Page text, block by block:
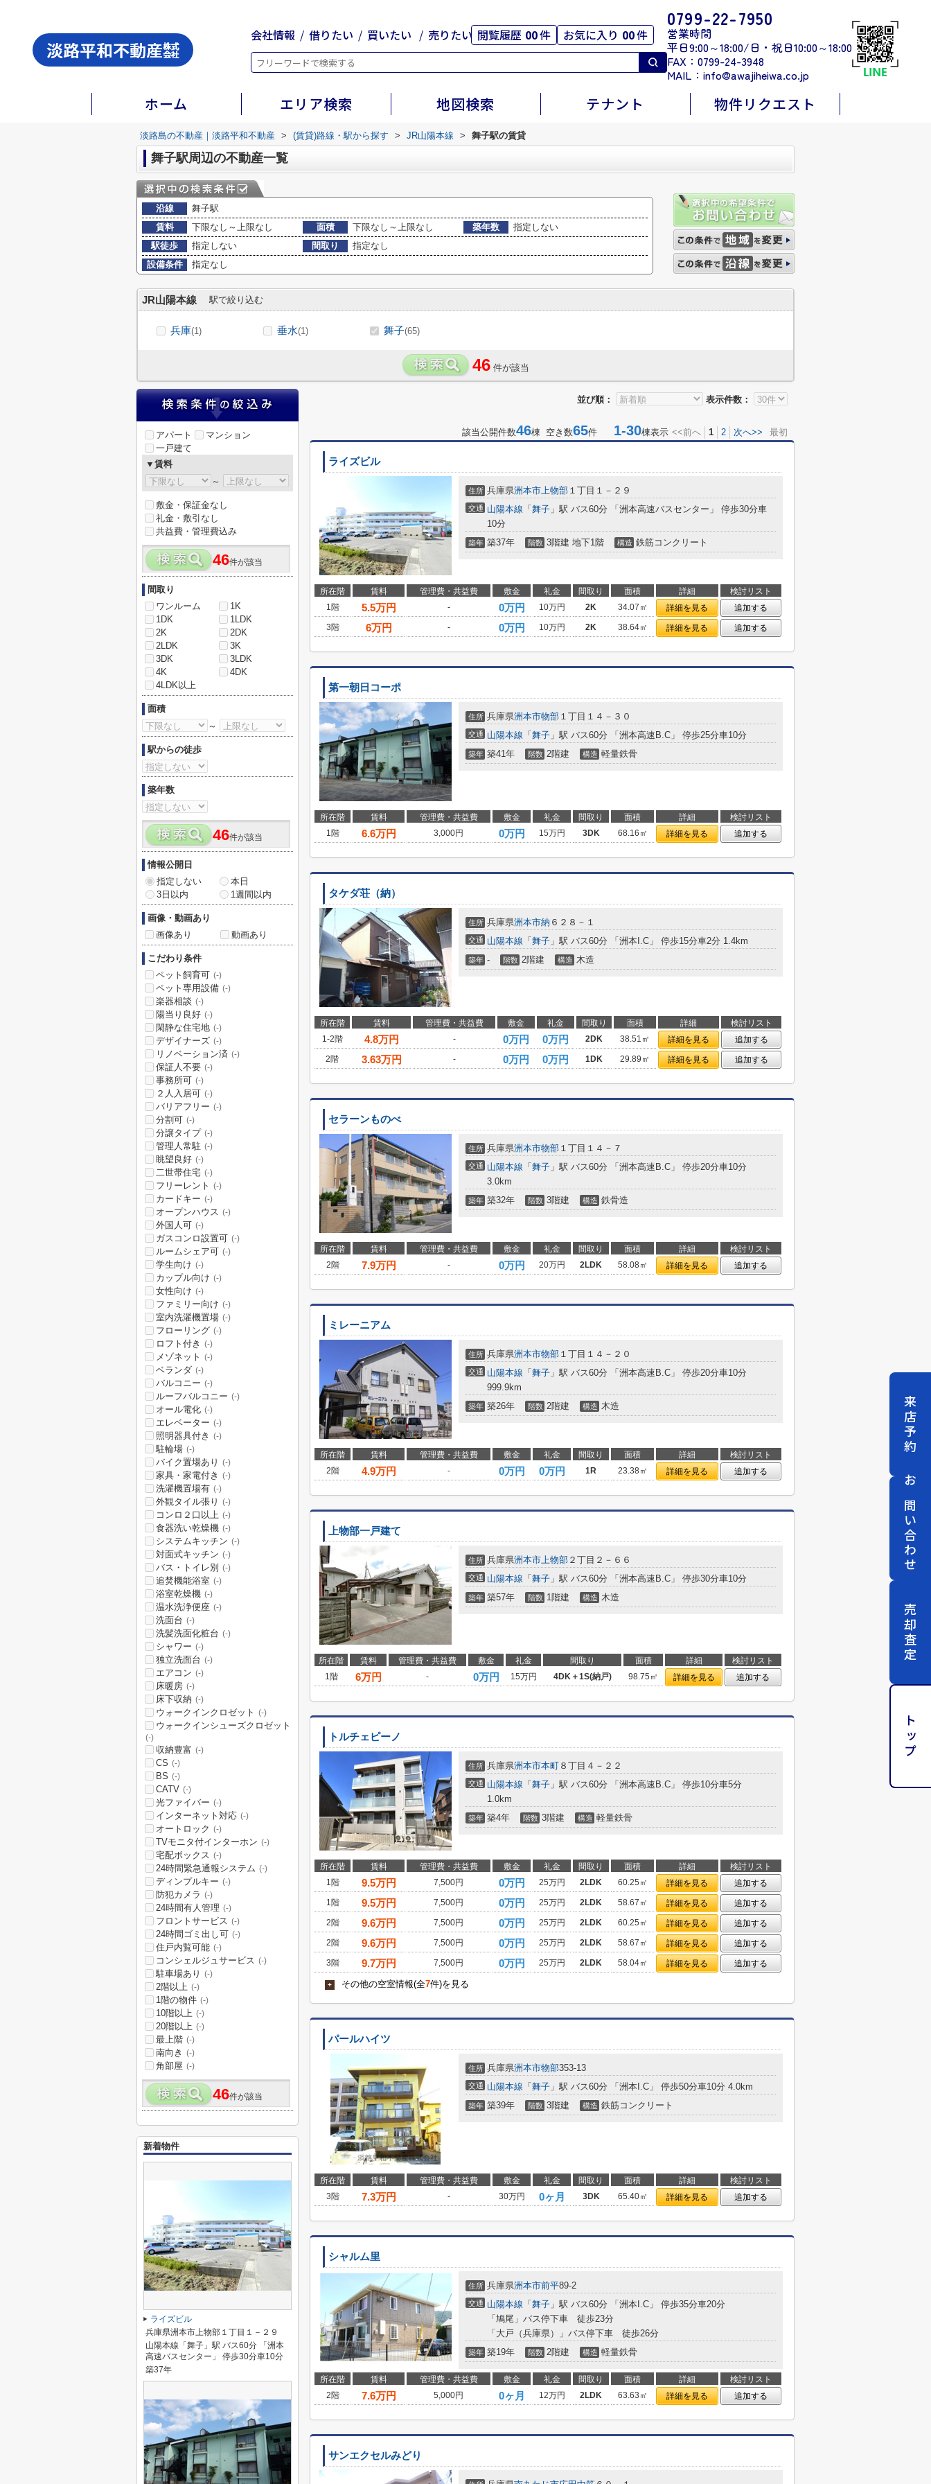
会社情報 借りたい 買いたい 売りたい 閲覧履歴 00件 お気に入り 00件
0799-22-7950
営業時間
平日9:00～18:00/日・祝日10:00～18:00
FAX：0799-24-3948
MAIL： info@awajiheiwa.co.jp
ホーム エリア検索 地図検索 テナント 物件リクエスト
淡路島の不動産｜淡路平和不動産 > (賃貸)路線・駅から探す > JR山陽本線 > 舞子駅の賃貸
舞子駅周辺の不動産一覧
沿線
舞子駅
賃料
下限なし～上限なし 面積 下限なし～上限なし 築年数
指定しない
駅徒歩
指定しない 間取り
指定なし
設備条件
指定なし
JR山陽本線 駅で絞り込む
兵庫(1) 垂水(1) 舞子(65)
46 件が該当
並び順： 表示件数：
該当公開件数46棟 空き数65件 1-30棟表示 <<前へ 1 2 次へ>> 最初
ライズビル
住所 兵庫県洲本市上物部 １丁目１－２９
交通 山陽本線 「 舞子 」駅 バス60分 「洲本高速バスセンター」 停歩30分車
10分
築年 築37年 階数 3階建 地下1階 構造 鉄筋コンクリート
所在階 賃料 管理費・共益費 敷金 礼金 間取り 面積 詳細
検討リスト
1階
5.5万円 - 0万円 10万円 2K 34.07㎡ 詳細を見る
追加する
3階
6万円 - 0万円 10万円 2K 38.64㎡ 詳細を見る 追加する
第一朝日コーポ
住所 兵庫県洲本市物部 １丁目１４－３０
交通 山陽本線 「 舞子 」駅 バス60分 「洲本高速B.C」 停歩25分車10分
築年 築41年 階数 2階建 構造 軽量鉄骨
所在階 賃料 管理費・共益費 敷金 礼金 間取り 面積 詳細
検討リスト
1階
6.6万円 3,000円 0万円 15万円 3DK 68.16㎡ 詳細を見る 追加する
タケダ荘（納）
住所 兵庫県洲本市納 ６２８－１
交通 山陽本線 「 舞子 」駅 バス60分 「洲本I.C」 停歩15分車2分 1.4km
築年 - 階数 2階建 構造 木造
所在階 賃料 管理費・共益費 敷金 礼金 間取り 面積 詳細
検討リスト
1-2階
4.8万円 - 0万円 0万円 2DK 38.51㎡ 詳細を見る
追加する
2階
3.63万円 - 0万円 0万円 1DK 29.89㎡ 詳細を見る 追加する
セラーンものべ
住所 兵庫県洲本市物部 １丁目１４－７
交通 山陽本線 「 舞子 」駅 バス60分 「洲本高速B.C」 停歩20分車10分
3.0km
築年 築32年 階数 3階建 構造 鉄骨造
所在階 賃料 管理費・共益費 敷金 礼金 間取り 面積 詳細
検討リスト
2階
7.9万円 - 0万円 20万円 2LDK 58.08㎡ 詳細を見る 追加する
ミレーニアム
住所 兵庫県洲本市物部 １丁目１４－２０
交通 山陽本線 「 舞子 」駅 バス60分 「洲本高速B.C」 停歩20分車10分
999.9km
築年 築26年 階数 2階建 構造 木造
所在階 賃料 管理費・共益費 敷金 礼金 間取り 面積 詳細
検討リスト
2階
4.9万円 - 0万円 0万円 1R 23.38㎡ 詳細を見る 追加する
上物部一戸建て
住所 兵庫県洲本市上物部 ２丁目２－６６
交通 山陽本線 「 舞子 」駅 バス60分 「洲本高速B.C」 停歩30分車10分
築年 築57年 階数 1階建 構造 木造
所在階 賃料 管理費・共益費 敷金 礼金 間取り 面積 詳細
検討リスト
1階
6万円 - 0万円 15万円 4DK＋1S(納戸) 98.75㎡ 詳細を見る 追加する
トルチェピーノ
住所 兵庫県洲本市本町 ８丁目４－２２
交通 山陽本線 「 舞子 」駅 バス60分 「洲本高速B.C」 停歩10分車5分
1.0km
築年 築4年 階数 3階建 構造 軽量鉄骨
所在階 賃料 管理費・共益費 敷金 礼金 間取り 面積 詳細
検討リスト
1階
9.5万円 7,500円 0万円 25万円 2LDK 60.25㎡ 詳細を見る
追加する
1階
9.5万円 7,500円 0万円 25万円 2LDK 58.67㎡ 詳細を見る
追加する
2階
9.6万円 7,500円 0万円 25万円 2LDK 60.25㎡ 詳細を見る
追加する
2階
9.6万円 7,500円 0万円 25万円 2LDK 58.67㎡ 詳細を見る
追加する
3階
9.7万円 7,500円 0万円 25万円 2LDK 58.04㎡ 詳細を見る 追加する
+ その他の空室情報(全7件)を見る
パールハイツ
住所 兵庫県洲本市物部353-13
交通 山陽本線 「 舞子 」駅 バス60分 「洲本I.C」 停歩50分車10分 4.0km
築年 築39年 階数 3階建 構造 鉄筋コンクリート
所在階 賃料 管理費・共益費 敷金 礼金 間取り 面積 詳細
検討リスト
3階
7.3万円 - 30万円 0ヶ月 3DK 65.40㎡ 詳細を見る 追加する
シャルム里
住所 兵庫県洲本市前平89-2
交通 山陽本線 「 舞子 」駅 バス60分 「洲本I.C」 停歩35分車20分
「鳩尾」バス停下車 徒歩23分
「大戸（兵庫県）」バス停下車 徒歩26分
築年 築19年 階数 2階建 構造 軽量鉄骨
所在階 賃料 管理費・共益費 敷金 礼金 間取り 面積 詳細
検討リスト
2階
7.6万円 5,000円 0ヶ月 12万円 2LDK 63.63㎡ 詳細を見る 追加する
サンエクセルみどり
アパート
マンション
一戸建て
▼賃料
～
敷金・保証金なし
礼金・敷引なし
共益費・管理費込み
46件が該当
間取り
ワンルーム
1K
1DK
1LDK
2K
2DK
2LDK
3K
3DK
3LDK
4K
4DK
4LDK以上
面積
～
駅からの徒歩
築年数
46件が該当
情報公開日
指定しない
本日
3日以内
1週間以内
画像・動画あり
画像あり
動画あり
こだわり条件
ペット飼育可 (-)
ペット専用設備 (-)
楽器相談 (-)
陽当り良好 (-)
閑静な住宅地 (-)
デザイナーズ (-)
リノベーション済 (-)
保証人不要 (-)
事務所可 (-)
２人入居可 (-)
バリアフリー (-)
分割可 (-)
分譲タイプ (-)
管理人常駐 (-)
眺望良好 (-)
二世帯住宅 (-)
フリーレント (-)
カードキー (-)
オープンハウス (-)
外国人可 (-)
ガスコンロ設置可 (-)
ルームシェア可 (-)
学生向け (-)
カップル向け (-)
女性向け (-)
ファミリー向け (-)
室内洗濯機置場 (-)
フローリング (-)
ロフト付き (-)
メゾネット (-)
ベランダ (-)
バルコニー (-)
ルーフバルコニー (-)
オール電化 (-)
エレベーター (-)
照明器具付き (-)
駐輪場 (-)
バイク置場あり (-)
家具・家電付き (-)
洗濯機置場有 (-)
外観タイル張り (-)
コンロ２口以上 (-)
食器洗い乾燥機 (-)
システムキッチン (-)
対面式キッチン (-)
バス・トイレ別 (-)
追焚機能浴室 (-)
浴室乾燥機 (-)
温水洗浄便座 (-)
洗面台 (-)
洗髪洗面化粧台 (-)
シャワー (-)
独立洗面台 (-)
エアコン (-)
床暖房 (-)
床下収納 (-)
ウォークインクロゼット (-)
ウォークインシューズクロゼット
(-)
収納豊富 (-)
CS (-)
BS (-)
CATV (-)
光ファイバー (-)
インターネット対応 (-)
オートロック (-)
TVモニタ付インターホン (-)
宅配ボックス (-)
24時間緊急通報システム (-)
ディンプルキー (-)
防犯カメラ (-)
24時間有人管理 (-)
フロントサービス (-)
24時間ゴミ出し可 (-)
住戸内覧可能 (-)
コンシェルジュサービス (-)
駐車場あり (-)
2階以上 (-)
1階の物件 (-)
10階以上 (-)
20階以上 (-)
最上階 (-)
南向き (-)
角部屋 (-)
46件が該当
新着物件
ライズビル
兵庫県洲本市上物部１丁目１－２９
山陽本線「舞子」駅 バス60分 「洲本
高速バスセンター」 停歩30分車10分
築37年
来店予約
お問い合わせ
売却査定
トップ